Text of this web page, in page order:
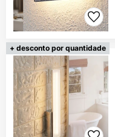
+ desconto por quantidade